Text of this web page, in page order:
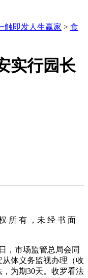
触即发人生赢家 > 食
实行园长
所 有 ，未 经 书 面
市场监管总局会同
体义务监视办理（收
为期30天。收罗看法